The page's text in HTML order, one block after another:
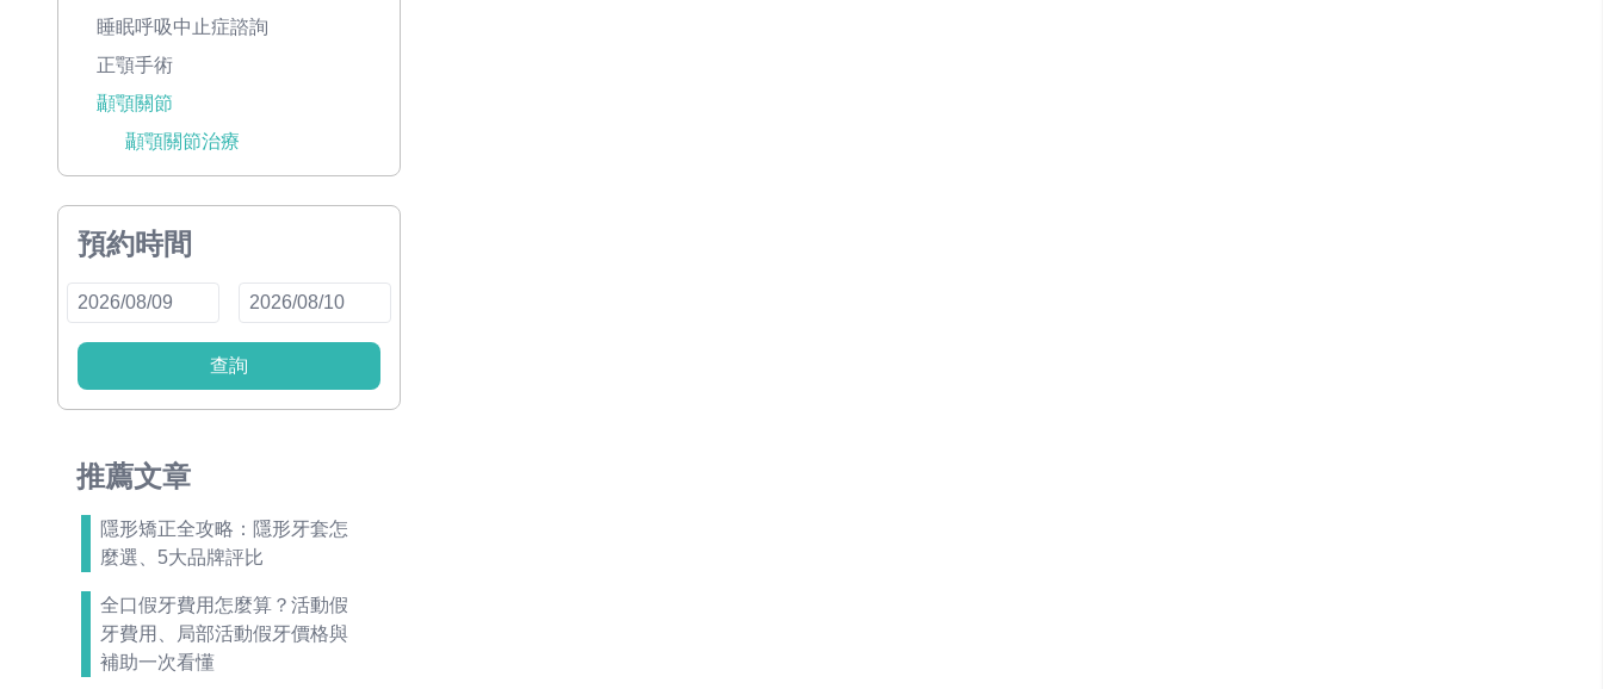
睡眠呼吸中止症諮詢
正顎手術
顳顎關節
顳顎關節治療
預約時間
查詢
推薦文章
隱形矯正全攻略：隱形牙套怎
麼選、5大品牌評比
全口假牙費用怎麼算？活動假
牙費用、局部活動假牙價格與
補助一次看懂